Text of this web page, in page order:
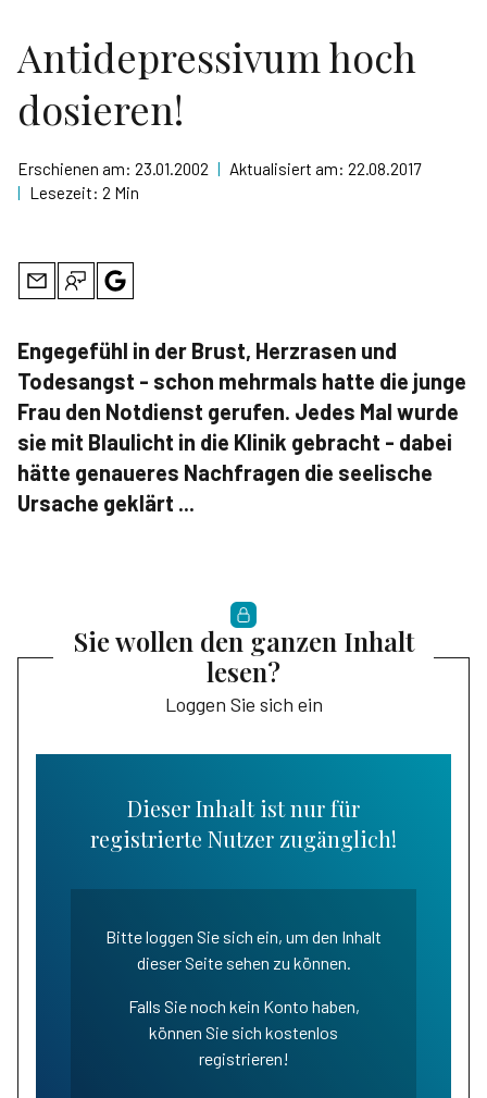
Antidepressivum hoch
dosieren!
Erschienen am: 23.01.2002 | Aktualisiert am: 22.08.2017
| Lesezeit: 2 Min
Engegefühl in der Brust, Herzrasen und
Todesangst - schon mehrmals hatte die junge
Frau den Notdienst gerufen. Jedes Mal wurde
sie mit Blaulicht in die Klinik gebracht - dabei
hätte genaueres Nachfragen die seelische
Ursache geklärt ...
Sie wollen den ganzen Inhalt
lesen?
Loggen Sie sich ein
Dieser Inhalt ist nur für
registrierte Nutzer zugänglich!
Bitte loggen Sie sich ein, um den Inhalt
dieser Seite sehen zu können.
Falls Sie noch kein Konto haben,
können Sie sich kostenlos
registrieren!